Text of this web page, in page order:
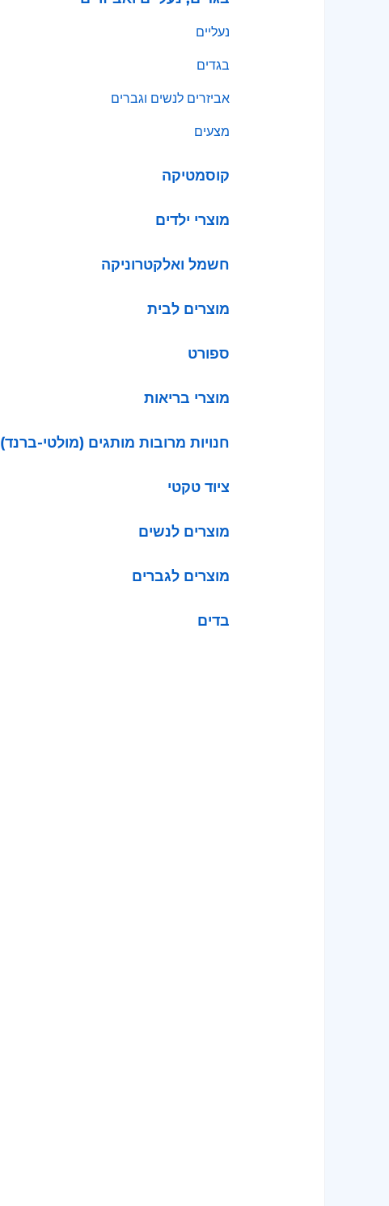
נעליים
בגדים
אביזרים לנשים וגברים
מצעים
קוסמטיקה
מוצרי ילדים
חשמל ואלקטרוניקה
מוצרים לבית
ספורט
מוצרי בריאות
חנויות מרובות מותגים (מולטי-ברנד)
ציוד טקטי
מוצרים לנשים
מוצרים לגברים
בדים